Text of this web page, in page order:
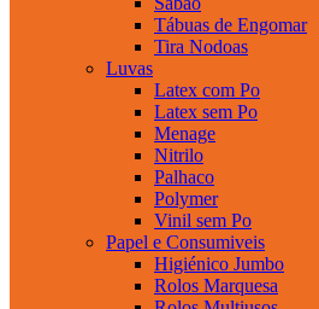
Tábuas de Engomar
Tira Nodoas
Luvas
Latex com Po
Latex sem Po
Menage
Nitrilo
Palhaco
Polymer
Vinil sem Po
Papel e Consumiveis
Higiénico Jumbo
Rolos Marquesa